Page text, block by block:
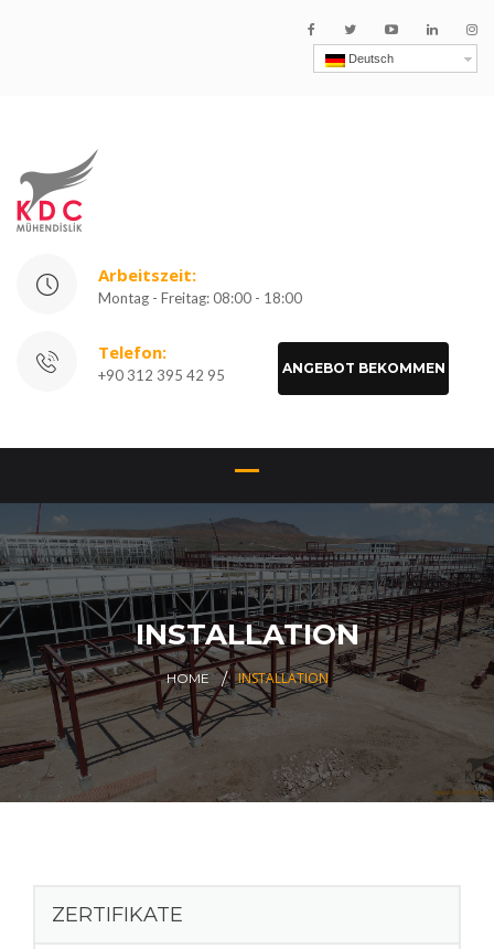
Deutsch
Arbeitszeit:
Montag - Freitag: 08:00 - 18:00
Telefon:
+90 312 395 42 95 ANGEBOT BEKOMMEN
INSTALLATION
HOME INSTALLATION
ZERTIFIKATE